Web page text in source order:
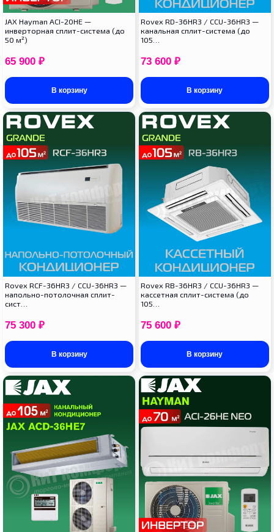
JAX Hayman ACI-20HE —
инверторная сплит-система (до
50 м²)
65 900 ₽
В корзину
Rovex RD-36HR3 / CCU-36HR3 —
канальная сплит-система (до
105…
73 600 ₽
В корзину
Rovex RCF-36HR3 / CCU-36HR3 —
напольно-потолочная сплит-
сист…
75 300 ₽
В корзину
Rovex RB-36HR3 / CCU-36HR3 —
кассетная сплит-система (до
105…
75 600 ₽
В корзину